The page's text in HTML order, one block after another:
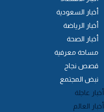
أخبار السعودية
أخبار الرياضة
أخبار الصحة
مساحة معرفية
قصص نجاح
نبض المجتمع
عاجلة
العالم